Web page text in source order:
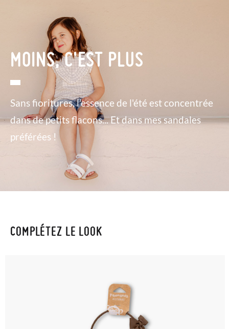
MOINS, C'EST PLUS
Sans fioritures, l'essence de l'été est concentrée
dans de petits flacons... Et dans mes sandales
préférées !
COMPLÉTEZ LE LOOK